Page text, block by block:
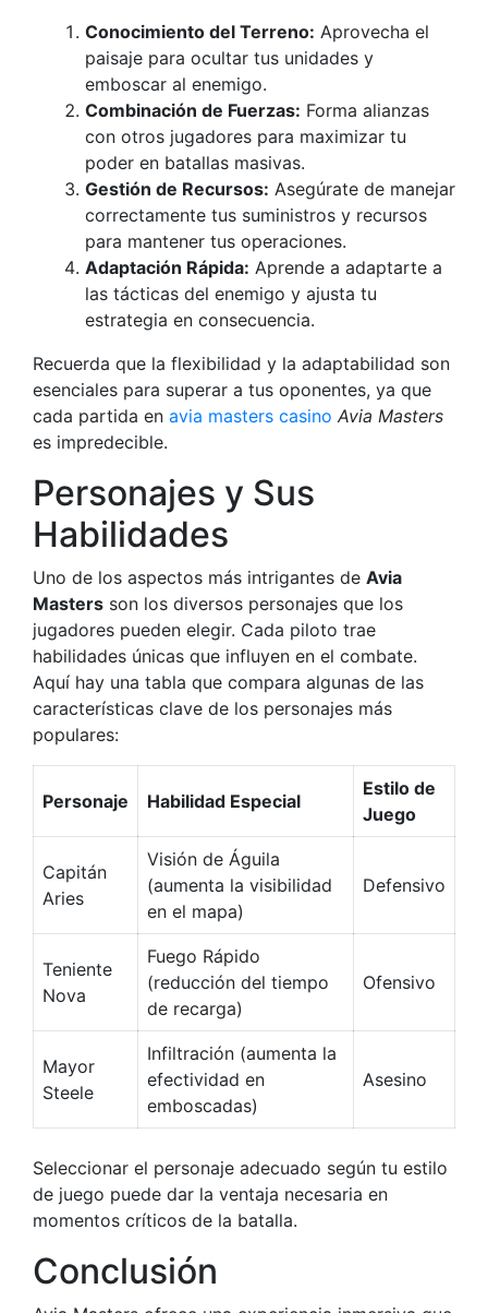
Conocimiento del Terreno: Aprovecha el
paisaje para ocultar tus unidades y
emboscar al enemigo.
Combinación de Fuerzas: Forma alianzas
con otros jugadores para maximizar tu
poder en batallas masivas.
Gestión de Recursos: Asegúrate de manejar
correctamente tus suministros y recursos
para mantener tus operaciones.
Adaptación Rápida: Aprende a adaptarte a
las tácticas del enemigo y ajusta tu
estrategia en consecuencia.
Recuerda que la flexibilidad y la adaptabilidad son
esenciales para superar a tus oponentes, ya que
cada partida en avia masters casino Avia Masters
es impredecible.
Personajes y Sus
Habilidades
Uno de los aspectos más intrigantes de Avia
Masters son los diversos personajes que los
jugadores pueden elegir. Cada piloto trae
habilidades únicas que influyen en el combate.
Aquí hay una tabla que compara algunas de las
características clave de los personajes más
populares:
Personaje Habilidad Especial
Estilo de
Juego
Capitán
Aries
Visión de Águila
(aumenta la visibilidad
en el mapa)
Defensivo
Teniente
Nova
Fuego Rápido
(reducción del tiempo
de recarga)
Ofensivo
Mayor
Steele
Infiltración (aumenta la
efectividad en
emboscadas)
Asesino
Seleccionar el personaje adecuado según tu estilo
de juego puede dar la ventaja necesaria en
momentos críticos de la batalla.
Conclusión